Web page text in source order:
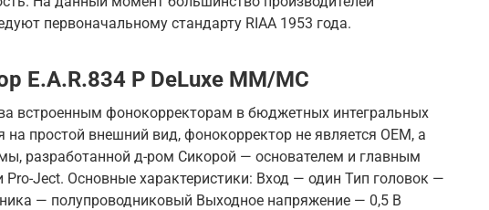
первоначальному стандарту RIAA 1953 года.
E.A.R.834 P DeLuxe MM/MC
встроенным фонокорректорам в бюджетных интегральных
на простой внешний вид, фонокорректор не является OEM, а
разработанной д-ром Сикорой — основателем и главным
Ject. Основные характеристики: Вход — один Тип головок —
— полупроводниковый Выходное напряжение — 0,5 В